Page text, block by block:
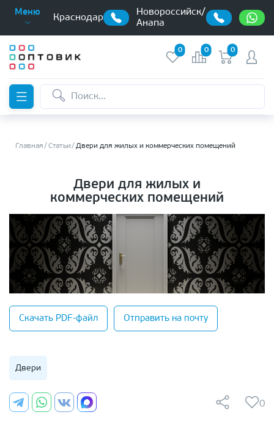
Меню
Краснодар
Новороссийск/
Анапа
0 0 0
Главная Статьи Двери для жилых и коммерческих помещений
Двери для жилых и
коммерческих помещений
Скачать PDF-файл Отправить на почту
Двери
0